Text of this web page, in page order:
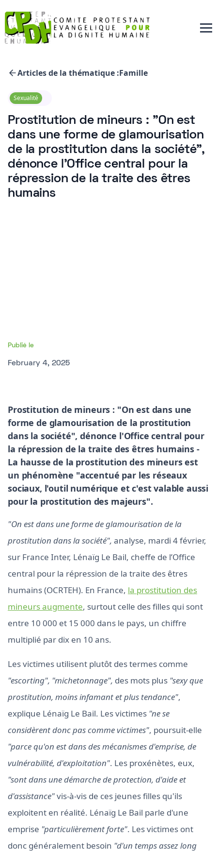
Articles de la thématique :Famille
Sexualité
Prostitution de mineurs : "On est
dans une forme de glamourisation
de la prostitution dans la société",
dénonce l'Office central pour la
répression de la traite des êtres
humains
Publié le
February 4, 2025
Prostitution de mineurs : "On est dans une
forme de glamourisation de la prostitution
dans la société", dénonce l'Office central pour
la répression de la traite des êtres humains -
La hausse de la prostitution des mineurs est
un phénomène "accentué par les réseaux
sociaux, l'outil numérique et c'est valable aussi
pour la prostitution des majeurs".
"On est dans une forme de glamourisation de la
prostitution dans la société", analyse, mardi 4 février,
sur France Inter, Lénaïg Le Bail, cheffe de l’Office
central pour la répression de la traite des êtres
humains (OCRTEH). En France, la prostitution des
mineurs augmente, surtout celle des filles qui sont
entre 10 000 et 15 000 dans le pays, un chiffre
multiplié par dix en 10 ans.
Les victimes utilisent plutôt des termes comme
"escorting", "michetonnage", des mots plus "sexy que
prostitution, moins infamant et plus tendance",
explique Lénaïg Le Bail. Les victimes "ne se
considèrent donc pas comme victimes", poursuit-elle
"parce qu'on est dans des mécanismes d'emprise, de
vulnérabilité, d'exploitation". Les proxénètes, eux,
"sont dans une démarche de protection, d'aide et
d'assistance"vis-à-vis de ces jeunes filles qu'ils
exploitent en réalité. Lénaïg Le Bail parle d'une
emprise "particulièrement forte". Les victimes ont
donc généralement besoin "d'un temps assez long